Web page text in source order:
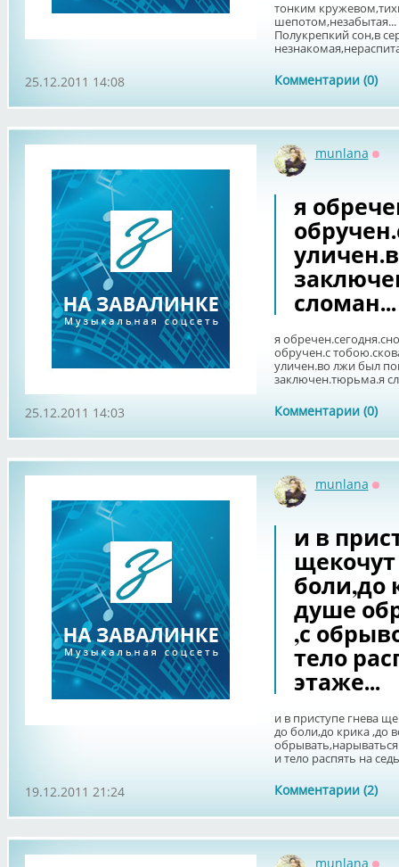
тонким
шепотом,незабытая...
Полукрепкий сон,в
Комментарии (0)
25.12.2011 14:08
munlana
я
сломан...
я
обручен.с
уличен.во лжи был
заключен.тюрьма.я
Комментарии (0)
25.12.2011 14:03
munlana
и в
боли,до
душе
,с
тело
этаже...
и в приступе гнева
до боли,до крика ,до
и тело распять на
Комментарии (2)
19.12.2011 21:24
munlana